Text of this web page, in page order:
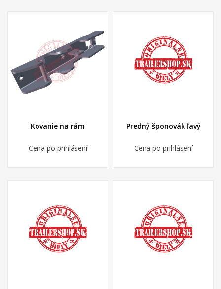
Kovanie na rám
Cena po prihlásení
Predný šponovák ľavý
Cena po prihlásení